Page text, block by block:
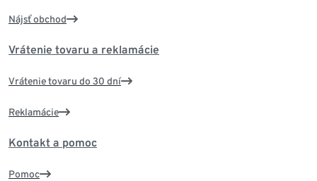
Nájsť obchod
Vrátenie tovaru a reklamácie
Vrátenie tovaru do 30 dní
Reklamácie
Kontakt a pomoc
Pomoc